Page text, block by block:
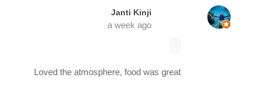
Janti Kinji
a week ago
Loved the atmosphere, food was great